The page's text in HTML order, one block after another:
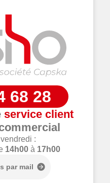
68 28
service client
:
14h00 à 17h00
par mail